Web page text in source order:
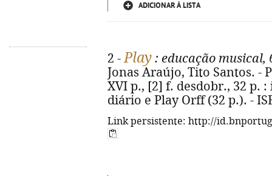
ADICIONAR À LISTA
2 -Play : educação musical,
Jonas Araújo, Tito Santos. -
XVI p., [2] f. desdobr., 32 p.
diário e Play Orff (32 p.). -
Link persistente: http://